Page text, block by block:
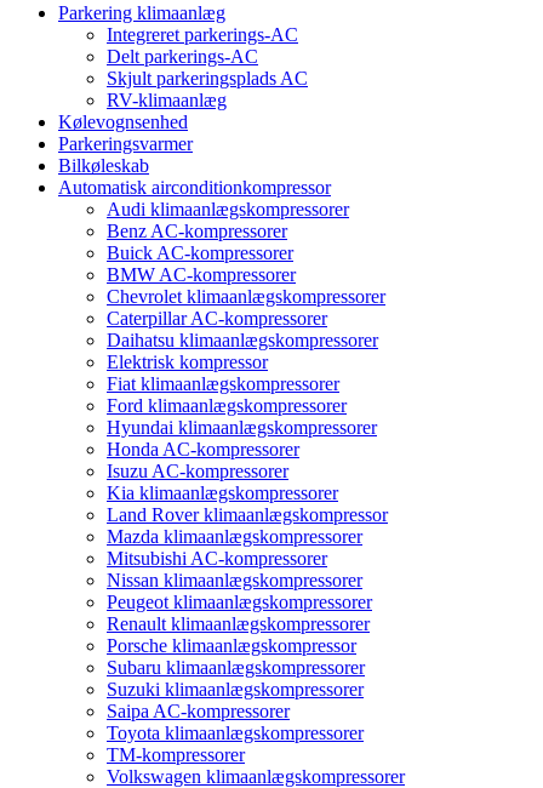
Parkering klimaanlæg
Integreret parkerings-AC
Delt parkerings-AC
Skjult parkeringsplads AC
RV-klimaanlæg
Kølevognsenhed
Parkeringsvarmer
Bilkøleskab
Automatisk airconditionkompressor
Audi klimaanlægskompressorer
Benz AC-kompressorer
Buick AC-kompressorer
BMW AC-kompressorer
Chevrolet klimaanlægskompressorer
Caterpillar AC-kompressorer
Daihatsu klimaanlægskompressorer
Elektrisk kompressor
Fiat klimaanlægskompressorer
Ford klimaanlægskompressorer
Hyundai klimaanlægskompressorer
Honda AC-kompressorer
Isuzu AC-kompressorer
Kia klimaanlægskompressorer
Land Rover klimaanlægskompressor
Mazda klimaanlægskompressorer
Mitsubishi AC-kompressorer
Nissan klimaanlægskompressorer
Peugeot klimaanlægskompressorer
Renault klimaanlægskompressorer
Porsche klimaanlægskompressor
Subaru klimaanlægskompressorer
Suzuki klimaanlægskompressorer
Saipa AC-kompressorer
Toyota klimaanlægskompressorer
TM-kompressorer
Volkswagen klimaanlægskompressorer